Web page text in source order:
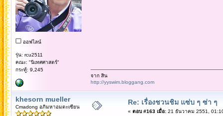
ออฟไลน์
รุ่น: rcu2511
คณะ: "นิเทศศาสตร์"
กระทู้: 9,245
จาก สิน
http://yyswim.bloggang.com
khesorn mueller
Cmadong อภิมหาอมตะเซียน
Re: เรื่องชวนชิม แซ่บ ๆ ซ่า ๆ
« ตอบ #163 เมื่อ:21 ธันวาคม 2551,